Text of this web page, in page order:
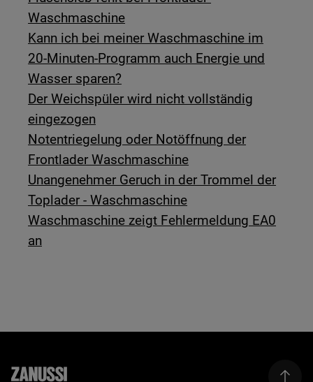
Waschmaschine
Kann ich bei meiner Waschmaschine im
20-Minuten-Programm auch Energie und
Wasser sparen?
Der Weichspüler wird nicht vollständig
eingezogen
Notentriegelung oder Notöffnung der
Frontlader Waschmaschine
Unangenehmer Geruch in der Trommel der
Toplader - Waschmaschine
Waschmaschine zeigt Fehlermeldung EA0
an